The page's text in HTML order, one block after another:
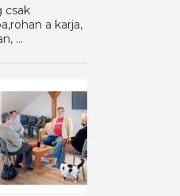
csak
a karja,
...